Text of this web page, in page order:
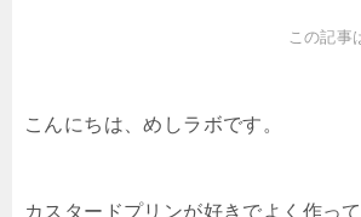
この記事
こんにちは、めしラボです。
カスタードプリンが好きでよく作っ